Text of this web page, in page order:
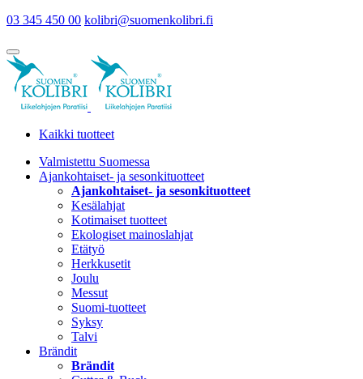
03 345 450 00 kolibri@suomenkolibri.fi
Kaikki tuotteet
Valmistettu Suomessa
Ajankohtaiset- ja sesonkituotteet
Ajankohtaiset- ja sesonkituotteet
Kesälahjat
Kotimaiset tuotteet
Ekologiset mainoslahjat
Etätyö
Herkkusetit
Joulu
Messut
Suomi-tuotteet
Syksy
Talvi
Brändit
Brändit